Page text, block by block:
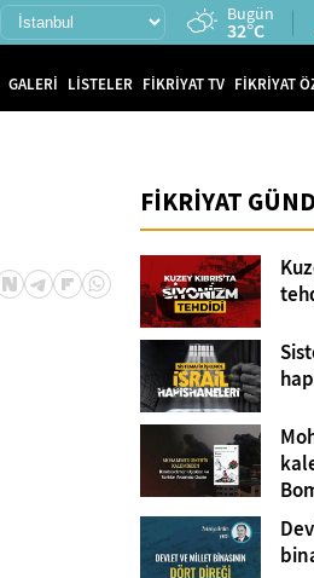
Bugün
32°C
GALERİ LİSTELER FİKRİYAT TV FİKRİYAT
FİKRİYAT
ve